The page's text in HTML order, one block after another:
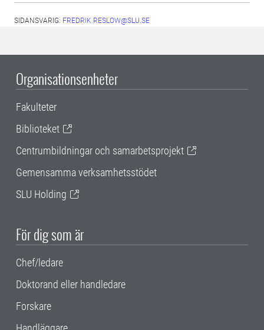
SIDANSVARIG: FREDRIK.RESLOW@SLU.SE
Organisationsenheter
Fakulteter
Biblioteket
Centrumbildningar och samarbetsprojekt
Gemensamma verksamhetsstödet
SLU Holding
För dig som är
Chef/ledare
Doktorand eller handledare
Forskare